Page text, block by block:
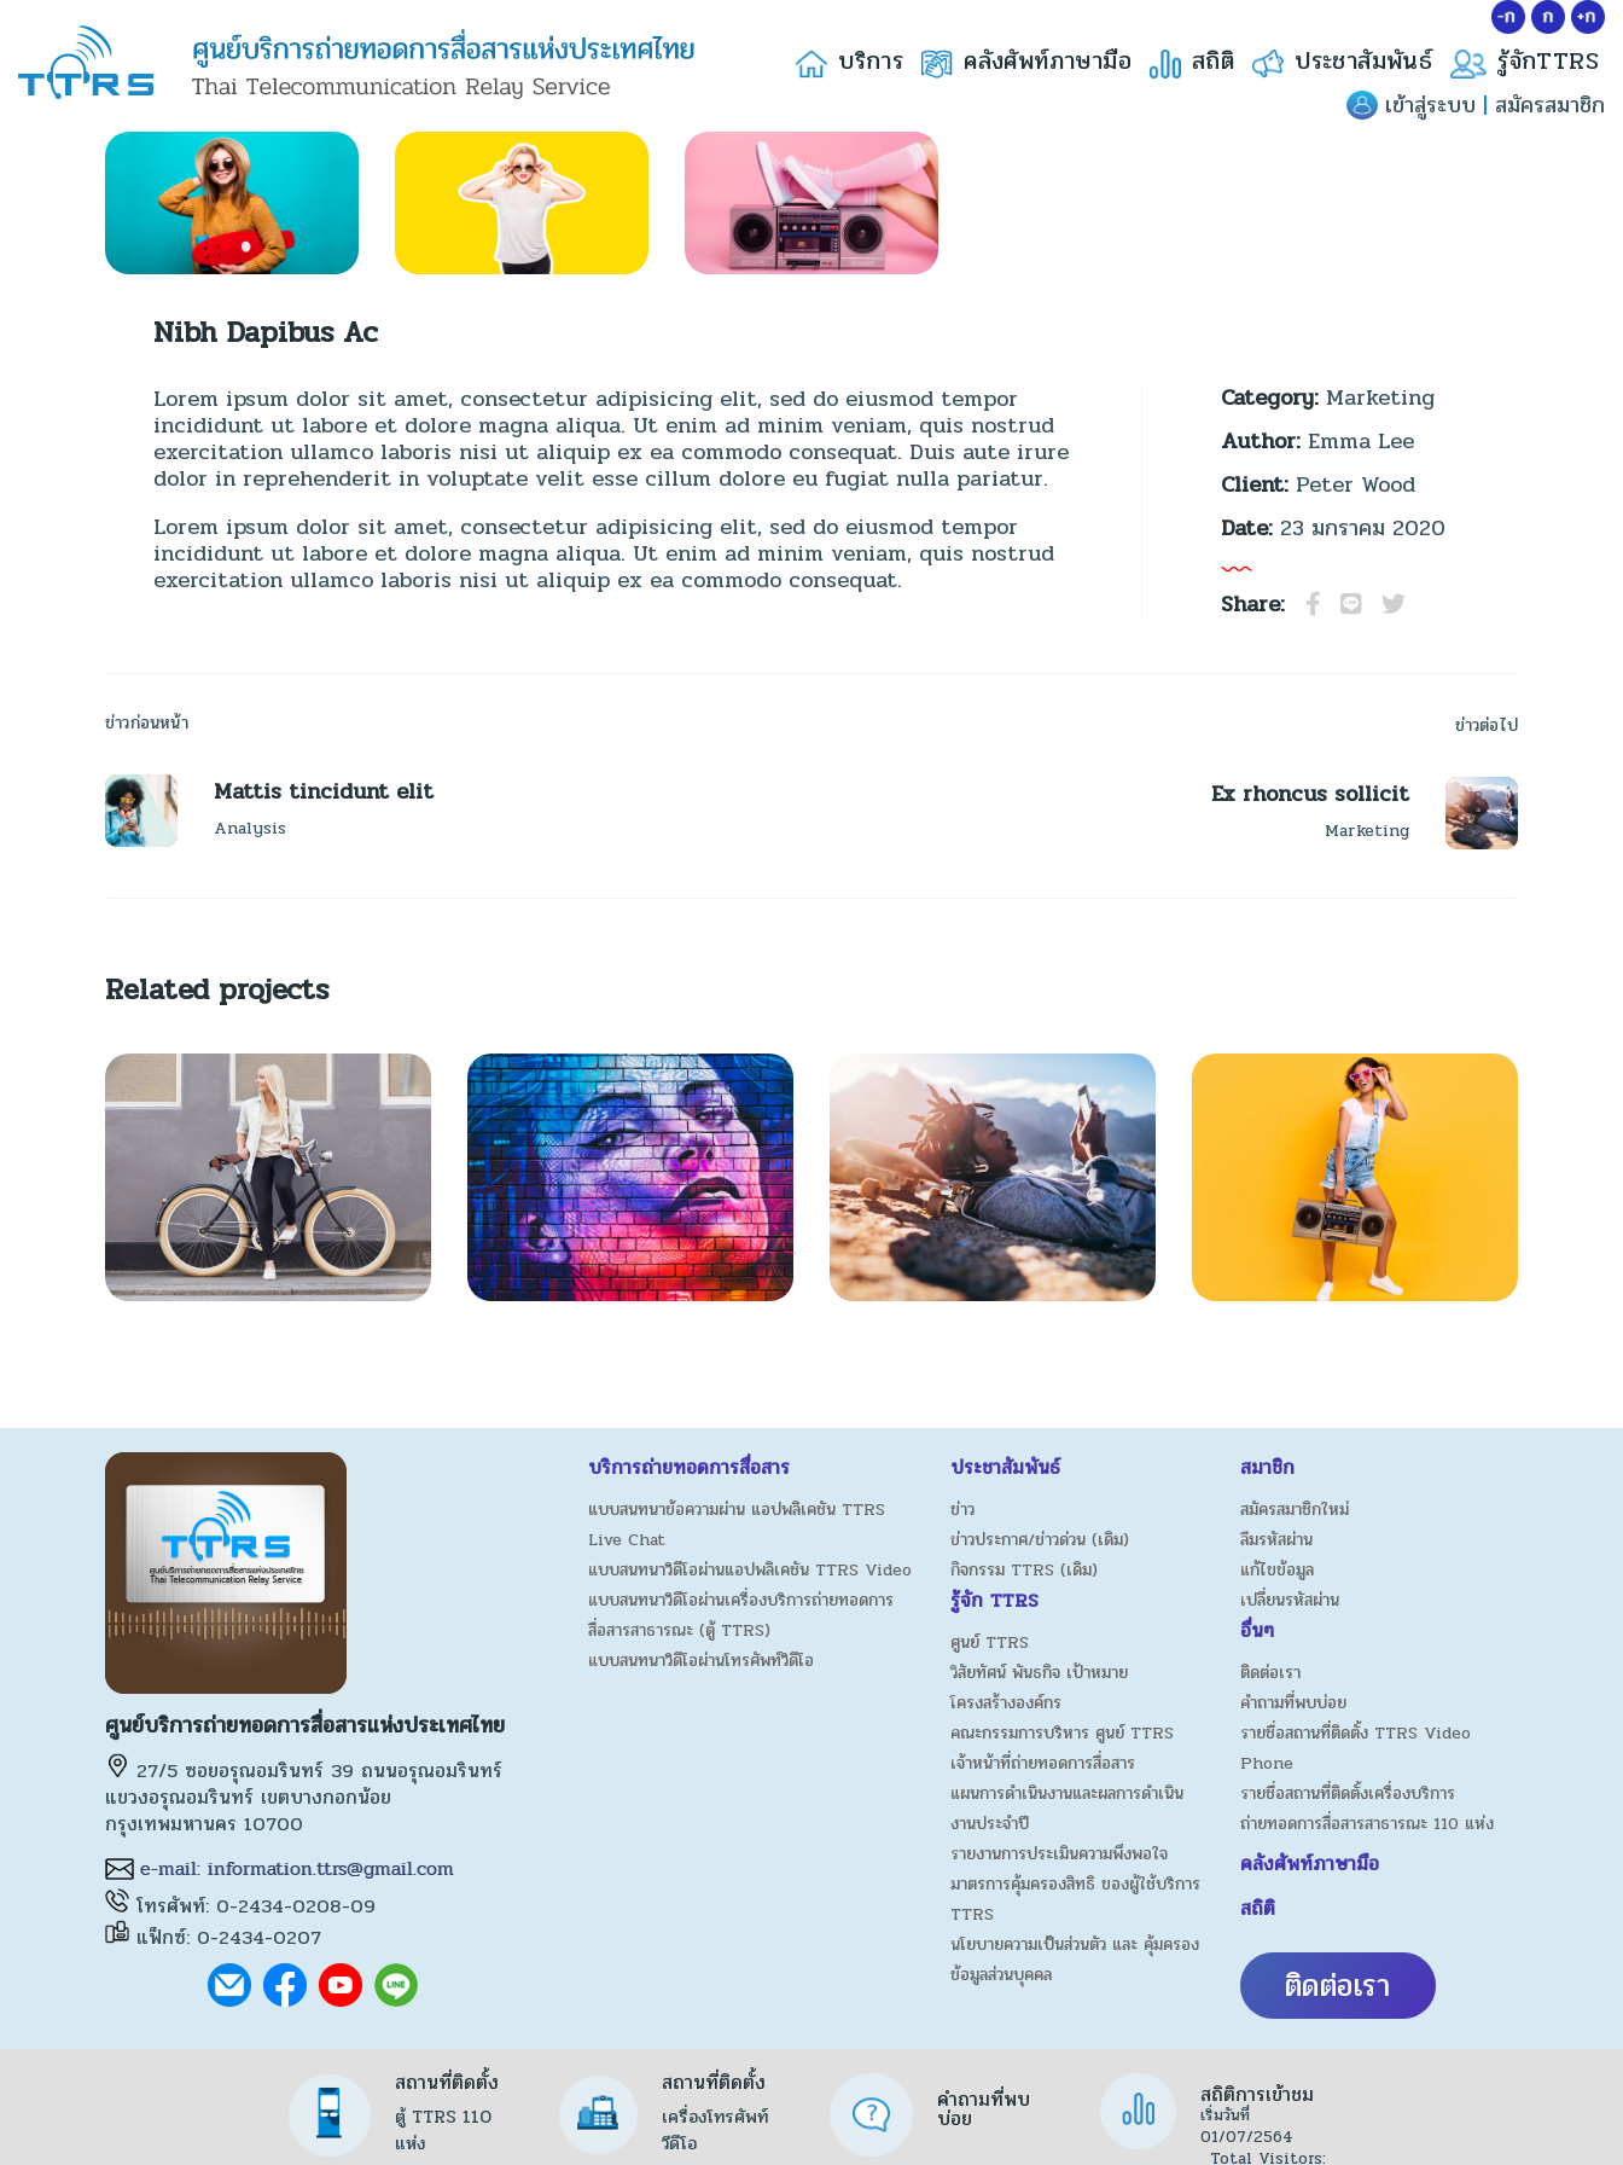
บริการ คลังศัพท์ภาษามือ สถิติ ประชาสัมพันธ์ รู้จักTTRS
เข้าสู่ระบบ | สมัครสมาชิก
Nibh Dapibus Ac
Lorem ipsum dolor sit amet, consectetur adipisicing elit, sed do eiusmod tempor
incididunt ut labore et dolore magna aliqua. Ut enim ad minim veniam, quis nostrud
exercitation ullamco laboris nisi ut aliquip ex ea commodo consequat. Duis aute irure
dolor in reprehenderit in voluptate velit esse cillum dolore eu fugiat nulla pariatur.
Lorem ipsum dolor sit amet, consectetur adipisicing elit, sed do eiusmod tempor
incididunt ut labore et dolore magna aliqua. Ut enim ad minim veniam, quis nostrud
exercitation ullamco laboris nisi ut aliquip ex ea commodo consequat.
Category: Marketing
Author: Emma Lee
Client: Peter Wood
Date: 23 มกราคม 2020
Share:
ข่าวก่อนหน้า
Mattis tincidunt elit
Analysis
ข่าวต่อไป
Ex rhoncus sollicit
Marketing
Related projects
ศูนย์บริการถ่ายทอดการสื่อสารแห่งประเทศไทย
27/5 ซอยอรุณอมรินทร์ 39 ถนนอรุณอมรินทร์
แขวงอรุณอมรินทร์ เขตบางกอกน้อย
กรุงเทพมหานคร 10700
โทรศัพท์: 0-2434-0208-09
แฟ็กซ์: 0-2434-0207
บริการถ่ายทอดการสื่อสาร
แบบสนทนาข้อความผ่าน แอปพลิเคชัน TTRS
Live Chat
แบบสนทนาวิดีโอผ่านแอปพลิเคชัน TTRS Video
แบบสนทนาวิดีโอผ่านเครื่องบริการถ่ายทอดการ
สื่อสารสาธารณะ (ตู้ TTRS)
แบบสนทนาวิดีโอผ่านโทรศัพท์วิดีโอ
ประชาสัมพันธ์
ข่าว
ข่าวประกาศ/ข่าวด่วน (เดิม)
กิจกรรม TTRS (เดิม)
รู้จัก TTRS
ศูนย์ TTRS
วิสัยทัศน์ พันธกิจ เป้าหมาย
โครงสร้างองค์กร
คณะกรรมการบริหาร ศูนย์ TTRS
เจ้าหน้าที่ถ่ายทอดการสื่อสาร
แผนการดำเนินงานและผลการดำเนิน
งานประจำปี
รายงานการประเมินความพึงพอใจ
มาตรการคุ้มครองสิทธิ ของผู้ใช้บริการ
TTRS
นโยบายความเป็นส่วนตัว และ คุ้มครอง
ข้อมูลส่วนบุคคล
สมาชิก
สมัครสมาชิกใหม่
ลืมรหัสผ่าน
แก้ไขข้อมูล
เปลี่ยนรหัสผ่าน
อื่นๆ
ติดต่อเรา
คำถามที่พบบ่อย
รายชื่อสถานที่ติดตั้ง TTRS Video
Phone
รายชื่อสถานที่ติดตั้งเครื่องบริการ
ถ่ายทอดการสื่อสารสาธารณะ 110 แห่ง
คลังศัพท์ภาษามือ
สถิติ
ติดต่อเรา
สถานที่ติดตั้ง
ตู้ TTRS 110
แห่ง
สถานที่ติดตั้ง
เครื่องโทรศัพท์
วีดีโอ
คำถามที่พบ
บ่อย
สถิติการเข้าชม
เริ่มวันที่
01/07/2564
Total Visitors: